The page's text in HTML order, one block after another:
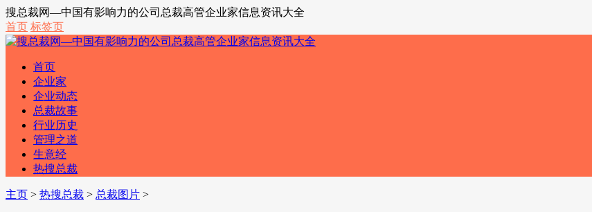
搜总裁网—中国有影响力的公司总裁高管企业家信息资讯大全
首页 标签页
首页
企业家
企业动态
总裁故事
行业历史
管理之道
生意经
热搜总裁
主页 > 热搜总裁 > 总裁图片 >